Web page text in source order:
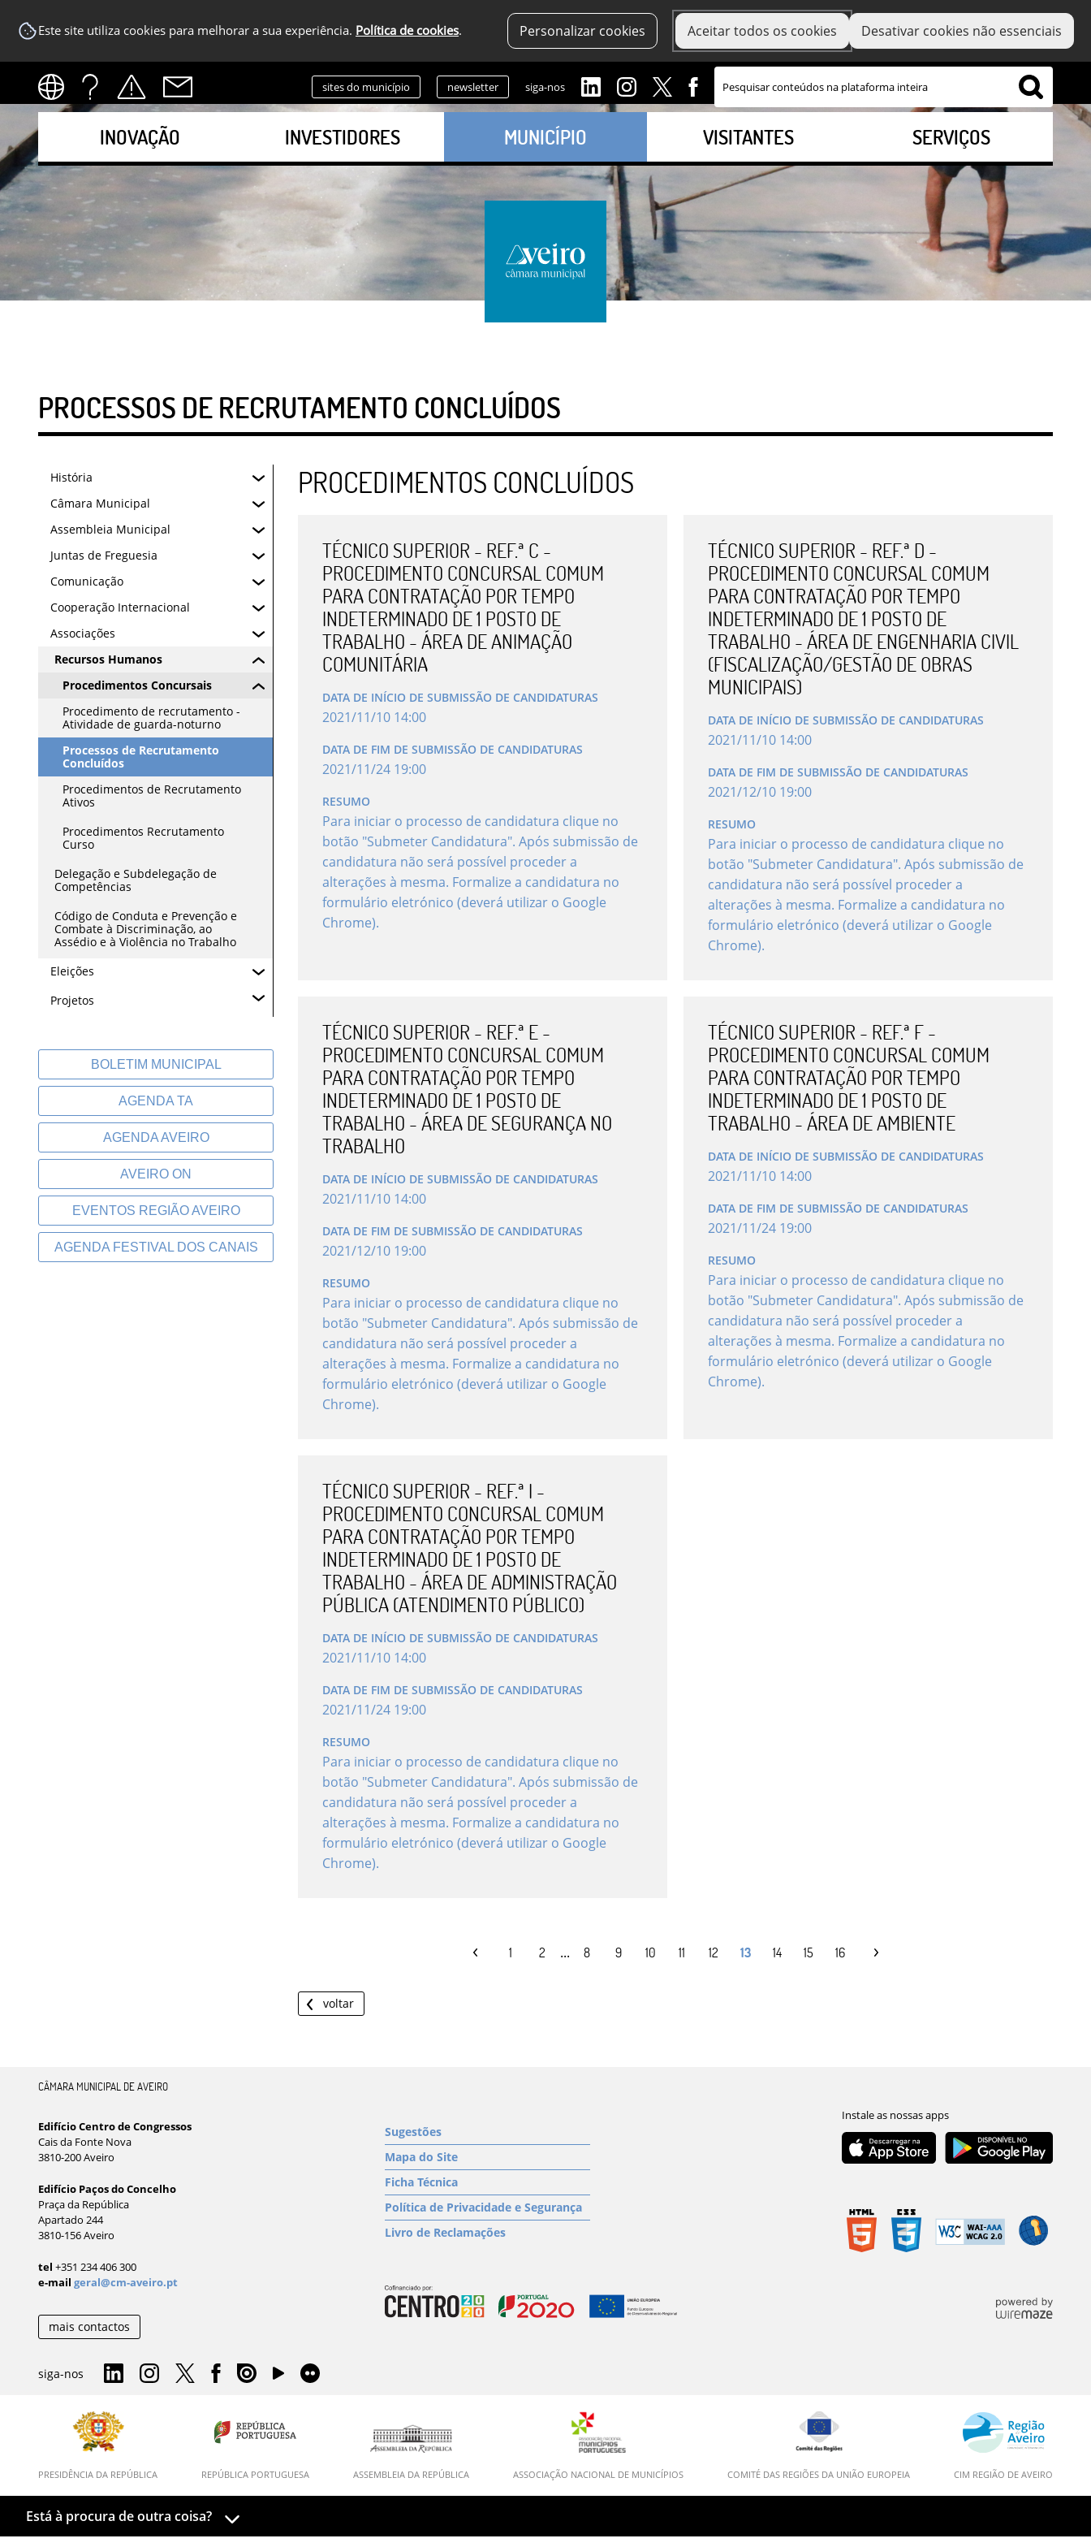
Este site utiliza cookies para melhorar a sua experiência. Política de cookies. Personalizar cookies Aceitar todos os cookies Desativar cookies não essenciais
sites do município newsletter siga-nos
INOVAÇÃO INVESTIDORES MUNICÍPIO VISITANTES SERVIÇOS
PROCESSOS DE RECRUTAMENTO CONCLUÍDOS
História
Câmara Municipal
Assembleia Municipal
Juntas de Freguesia
Comunicação
Cooperação Internacional
Associações
Recursos Humanos
Procedimentos Concursais
Procedimento de recrutamento -
Atividade de guarda-noturno
Processos de Recrutamento
Concluídos
Procedimentos de Recrutamento
Ativos
Procedimentos Recrutamento
Curso
Delegação e Subdelegação de
Competências
Código de Conduta e Prevenção e
Combate à Discriminação, ao
Assédio e à Violência no Trabalho
Eleições
Projetos
BOLETIM MUNICIPAL
AGENDA TA
AGENDA AVEIRO
AVEIRO ON
EVENTOS REGIÃO AVEIRO
AGENDA FESTIVAL DOS CANAIS
PROCEDIMENTOS CONCLUÍDOS
TÉCNICO SUPERIOR - REF.ª C -
PROCEDIMENTO CONCURSAL COMUM
PARA CONTRATAÇÃO POR TEMPO
INDETERMINADO DE 1 POSTO DE
TRABALHO - ÁREA DE ANIMAÇÃO
COMUNITÁRIA
DATA DE INÍCIO DE SUBMISSÃO DE CANDIDATURAS
2021/11/10 14:00
DATA DE FIM DE SUBMISSÃO DE CANDIDATURAS
2021/11/24 19:00
RESUMO
Para iniciar o processo de candidatura clique no
botão "Submeter Candidatura". Após submissão de
candidatura não será possível proceder a
alterações à mesma. Formalize a candidatura no
formulário eletrónico (deverá utilizar o Google
Chrome).
TÉCNICO SUPERIOR - REF.ª D -
PROCEDIMENTO CONCURSAL COMUM
PARA CONTRATAÇÃO POR TEMPO
INDETERMINADO DE 1 POSTO DE
TRABALHO - ÁREA DE ENGENHARIA CIVIL
(FISCALIZAÇÃO/GESTÃO DE OBRAS
MUNICIPAIS)
DATA DE INÍCIO DE SUBMISSÃO DE CANDIDATURAS
2021/11/10 14:00
DATA DE FIM DE SUBMISSÃO DE CANDIDATURAS
2021/12/10 19:00
RESUMO
Para iniciar o processo de candidatura clique no
botão "Submeter Candidatura". Após submissão de
candidatura não será possível proceder a
alterações à mesma. Formalize a candidatura no
formulário eletrónico (deverá utilizar o Google
Chrome).
TÉCNICO SUPERIOR - REF.ª E -
PROCEDIMENTO CONCURSAL COMUM
PARA CONTRATAÇÃO POR TEMPO
INDETERMINADO DE 1 POSTO DE
TRABALHO - ÁREA DE SEGURANÇA NO
TRABALHO
DATA DE INÍCIO DE SUBMISSÃO DE CANDIDATURAS
2021/11/10 14:00
DATA DE FIM DE SUBMISSÃO DE CANDIDATURAS
2021/12/10 19:00
RESUMO
Para iniciar o processo de candidatura clique no
botão "Submeter Candidatura". Após submissão de
candidatura não será possível proceder a
alterações à mesma. Formalize a candidatura no
formulário eletrónico (deverá utilizar o Google
Chrome).
TÉCNICO SUPERIOR - REF.ª F -
PROCEDIMENTO CONCURSAL COMUM
PARA CONTRATAÇÃO POR TEMPO
INDETERMINADO DE 1 POSTO DE
TRABALHO - ÁREA DE AMBIENTE
DATA DE INÍCIO DE SUBMISSÃO DE CANDIDATURAS
2021/11/10 14:00
DATA DE FIM DE SUBMISSÃO DE CANDIDATURAS
2021/11/24 19:00
RESUMO
Para iniciar o processo de candidatura clique no
botão "Submeter Candidatura". Após submissão de
candidatura não será possível proceder a
alterações à mesma. Formalize a candidatura no
formulário eletrónico (deverá utilizar o Google
Chrome).
TÉCNICO SUPERIOR - REF.ª I -
PROCEDIMENTO CONCURSAL COMUM
PARA CONTRATAÇÃO POR TEMPO
INDETERMINADO DE 1 POSTO DE
TRABALHO - ÁREA DE ADMINISTRAÇÃO
PÚBLICA (ATENDIMENTO PÚBLICO)
DATA DE INÍCIO DE SUBMISSÃO DE CANDIDATURAS
2021/11/10 14:00
DATA DE FIM DE SUBMISSÃO DE CANDIDATURAS
2021/11/24 19:00
RESUMO
Para iniciar o processo de candidatura clique no
botão "Submeter Candidatura". Após submissão de
candidatura não será possível proceder a
alterações à mesma. Formalize a candidatura no
formulário eletrónico (deverá utilizar o Google
Chrome).
1 2 ... 8 9 10 11 12 13 14 15 16
voltar
CÂMARA MUNICIPAL DE AVEIRO
Edifício Centro de Congressos
Cais da Fonte Nova
3810-200 Aveiro
Edifício Paços do Concelho
Praça da República
Apartado 244
3810-156 Aveiro
tel +351 234 406 300
e-mail geral@cm-aveiro.pt
mais contactos
siga-nos
Sugestões
Mapa do Site
Ficha Técnica
Política de Privacidade e Segurança
Livro de Reclamações
PRESIDÊNCIA DA REPÚBLICA REPÚBLICA PORTUGUESA ASSEMBLEIA DA REPÚBLICA ASSOCIAÇÃO NACIONAL DE MUNICÍPIOS COMITÉ DAS REGIÕES DA UNIÃO EUROPEIA CIM REGIÃO DE AVEIRO
Está à procura de outra coisa?